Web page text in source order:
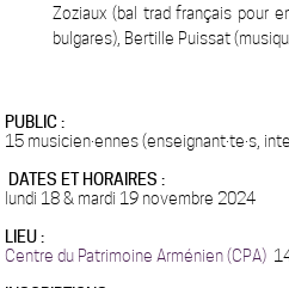
Zoziaux (bal trad français pour
bulgares), Bertille Puissat
PUBLIC :
15 musicien·ennes (enseignant·te·s,
DATES ET HORAIRES :
lundi 18 & mardi 19 novembre 2024
LIEU :
Centre du Patrimoine Arménien (CPA)